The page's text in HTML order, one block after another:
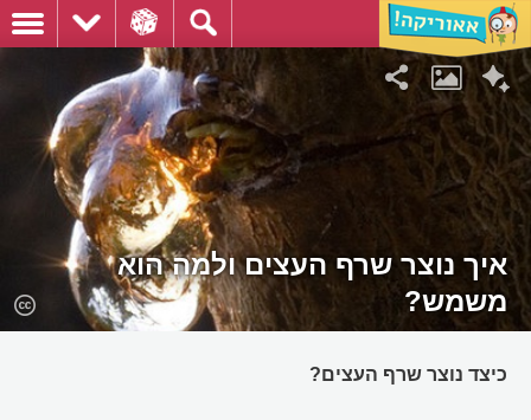
איך נוצר שרף העצים ולמה הוא
משמש?
כיצד נוצר שרף העצים?